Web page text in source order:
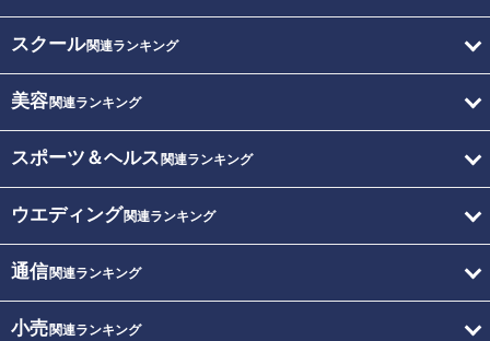
スクール関連ランキング
美容関連ランキング
スポーツ＆ヘルス 関連ランキング
ウエディング関連ランキング
通信関連ランキング
小売関連ランキング